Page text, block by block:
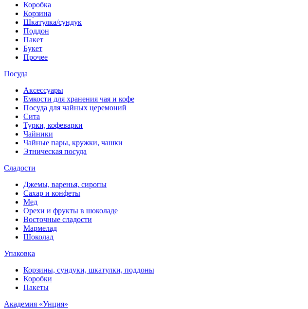
Коробка
Корзина
Шкатулка/сундук
Поддон
Пакет
Букет
Прочее
Посуда
Аксессуары
Емкости для хранения чая и кофе
Посуда для чайных церемоний
Сита
Турки, кофеварки
Чайники
Чайные пары, кружки, чашки
Этническая посуда
Сладости
Джемы, варенья, сиропы
Сахар и конфеты
Мед
Орехи и фрукты в шоколаде
Восточные сладости
Мармелад
Шоколад
Упаковка
Корзины, сундуки, шкатулки, поддоны
Коробки
Пакеты
Академия «Унция»